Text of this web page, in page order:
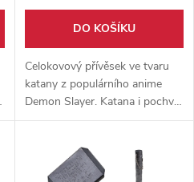
DO KOŠÍKU
Celokovový přívěsek ve tvaru
katany z populárního anime
Demon Slayer. Katana i pochva
jsou z hliníkové slitiny, meč po
lze stisknutím tlačítka odjistit a
katana z pochvy "vystřelí".